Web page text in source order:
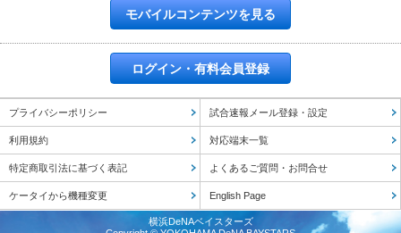
モバイルコンテンツを見る
ログイン・有料会員登録
プライバシーポリシー 試合速報メール登録・設定
利用規約 対応端末一覧
特定商取引法に基づく表記 よくあるご質問・お問合せ
ケータイから機種変更 English Page
横浜DeNAベイスターズ